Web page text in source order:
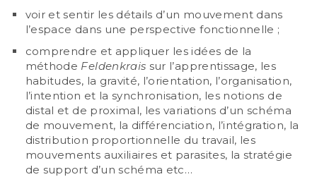
voir et sentir les détails d’un mouvement dans
l’espace dans une perspective fonctionnelle ;
comprendre et appliquer les idées de la
méthode Feldenkrais sur l’apprentissage, les
habitudes, la gravité, l’orientation, l’organisation,
l’intention et la synchronisation, les notions de
distal et de proximal, les variations d’un schéma
de mouvement, la différenciation, l’intégration, la
distribution proportionnelle du travail, les
mouvements auxiliaires et parasites, la stratégie
de support d’un schéma etc…